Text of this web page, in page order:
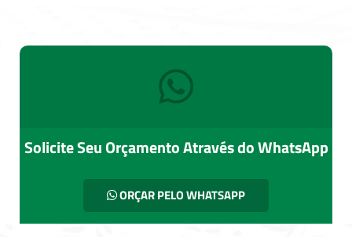
Solicite Seu Orçamento Através do WhatsApp
ORÇAR PELO WHATSAPP